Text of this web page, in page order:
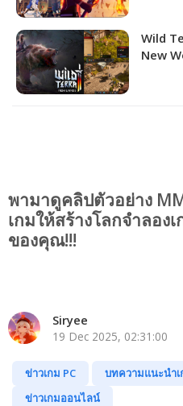
Wild
New
พามาดูคลิปตัวอย่าง
เกมให้สร้างโลกจำลอง
ของคุณ!!!
Siryee
19 Dec 2025, 02:31:00
ข่าวเกม PC บทความแนะนำเ
ข่าวเกมออนไลน์